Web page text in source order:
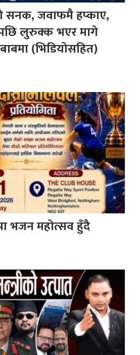
सनक, जवाफमै हप्काए,
लुरुक्क भएर मागे
(भिडियोसहित)
भजन महोत्सव हुँदै